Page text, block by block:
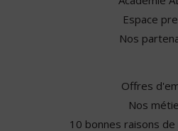
Espace
Nos
Offres
Nos
10 bonnes raisons